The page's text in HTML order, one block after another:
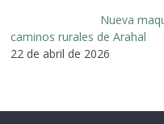
Nueva
caminos rurales de Arahal
22 de abril de 2026